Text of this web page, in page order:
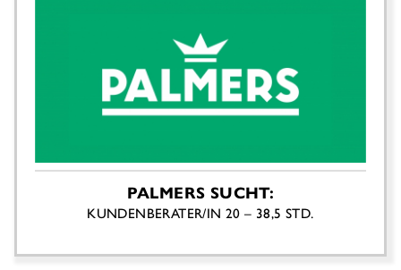
PALMERS SUCHT:
KUNDENBERATER/IN 20 – 38,5 STD.